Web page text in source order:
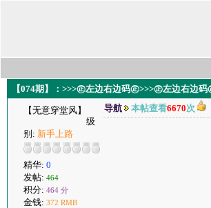
【074期】：>>>㊣左边右边码㊣>>>㊣左边右边码
【无意穿堂风】
级
别: 新手上路
精华: 0
发帖: 464
积分: 464 分
金钱: 372 RMB
导航 本帖查看6670次